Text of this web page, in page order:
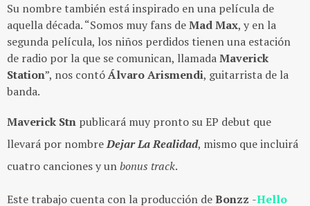
Su nombre también está inspirado en una película de
aquella década. “Somos muy fans deMad Max, y en la
segunda película, los niños perdidos tienen una estación
de radio por la que se comunican, llamadaMaverick
Station”, nos contóÁlvaro Arismendi, guitarrista de la
banda.
Maverick Stn publicará muy pronto su EP debut que
llevará por nombreDejar La Realidad, mismo que incluirá
cuatro canciones y unbonus track.
Este trabajo cuenta con la producción deBonzz -Hello